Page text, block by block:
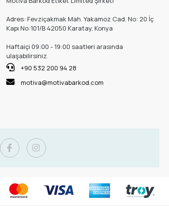
Adres: Fevziçakmak Mah. Yakamoz Cad. No: 20 İç
Kapı No:101/B 42050 Karatay, Konya
Haftaiçi 09:00 - 19:00 saatleri arasında
ulaşabilirsiniz.
+90 532 200 94 28
motiva@motivabarkod.com